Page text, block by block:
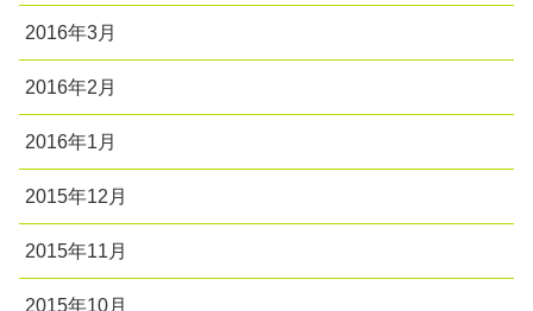
2016年3月
2016年2月
2016年1月
2015年12月
2015年11月
2015年10月